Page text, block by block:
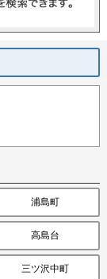
浦島町
高島台
三ツ沢中町